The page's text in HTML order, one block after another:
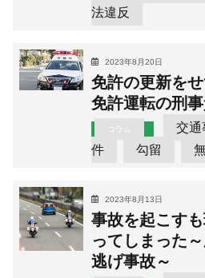
法違反
2023年8月20日
免許の更新を
免許運転の刑
コラム 交通
件
勾留
2023年8月13日
事故を起こす
ってしまった
逃げ事故～